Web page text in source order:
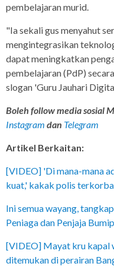
pembelajaran murid.
"Ia sekali gus menyahut
mengintegrasikan
dapat meningkatkan
pembelajaran (PdP)
slogan 'Guru Jauhari
Boleh follow media sosial
Instagram dan Telegram
Artikel Berkaitan:
[VIDEO] 'Di mana-mana
kuat,' kakak polis
Ini semua wayang,
Peniaga dan Penjaja
[VIDEO] Mayat kru kapal
ditemukan di perairan